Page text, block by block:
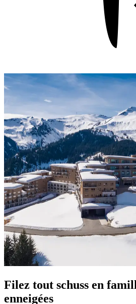
Filez tout schuss en
enneigées